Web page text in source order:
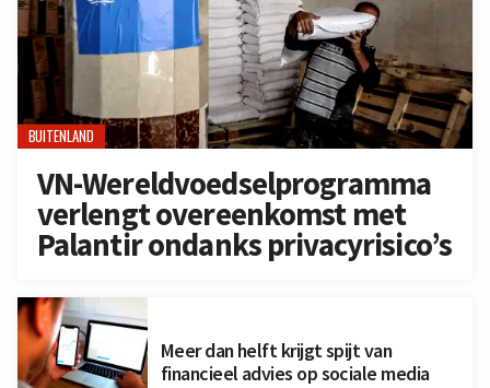
BUITENLAND
VN-Wereldvoedselprogramma
verlengt overeenkomst met
Palantir ondanks privacyrisico’s
Meer dan helft krijgt spijt van
financieel advies op sociale media